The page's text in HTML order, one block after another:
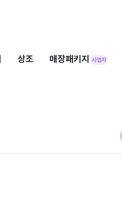
상조 매장패키지 사업자